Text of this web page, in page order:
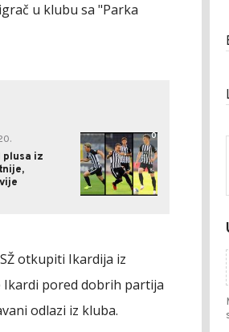
u klubu sa "Parka
plusa iz
0
otkupiti Ikardija iz
Ikardi pored dobrih partija
odlazi iz kluba.